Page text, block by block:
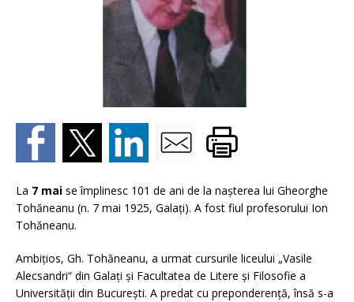
La 7 mai se împlinesc 101 de ani de la nașterea lui Gheorghe
Tohăneanu (n. 7 mai 1925, Galați). A fost fiul profesorului Ion
Tohăneanu.
Ambiţios, Gh. Tohăneanu, a urmat cursurile liceului „Vasile
Alecsandri“ din Galați și Facultatea de Litere și Filosofie a
Universității din București. A predat cu preponderenţă, însă s-a